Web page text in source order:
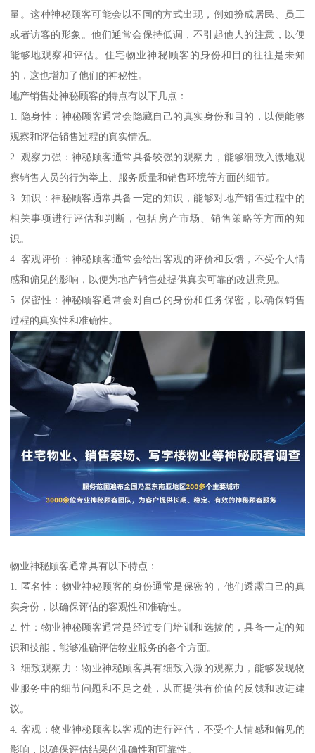
量。这种神秘顾客可能会以不同的方式出现，例如扮成居民、员工
或者访客的形象。他们通常会保持低调，不引起他人的注意，以便
能够地观察和评估。住宅物业神秘顾客的身份和目的往往是未知
的，这也增加了他们的神秘性。
地产销售处神秘顾客的特点有以下几点：
1. 隐身性：神秘顾客通常会隐藏自己的真实身份和目的，以便能够
观察和评估销售过程的真实情况。
2. 观察力强：神秘顾客通常具备较强的观察力，能够细致入微地观
察销售人员的行为举止、服务质量和销售环境等方面的细节。
3. 知识：神秘顾客通常具备一定的知识，能够对地产销售过程中的
相关事项进行评估和判断，包括房产市场、销售策略等方面的知
识。
4. 客观评价：神秘顾客通常会给出客观的评价和反馈，不受个人情
感和偏见的影响，以便为地产销售处提供真实可靠的改进意见。
5. 保密性：神秘顾客通常会对自己的身份和任务保密，以确保销售
过程的真实性和准确性。
物业神秘顾客通常具有以下特点：
1. 匿名性：物业神秘顾客的身份通常是保密的，他们透露自己的真
实身份，以确保评估的客观性和准确性。
2. 性：物业神秘顾客通常是经过专门培训和选拔的，具备一定的知
识和技能，能够准确评估物业服务的各个方面。
3. 细致观察力：物业神秘顾客具有细致入微的观察力，能够发现物
业服务中的细节问题和不足之处，从而提供有价值的反馈和改进建
议。
4. 客观：物业神秘顾客以客观的进行评估，不受个人情感和偏见的
影响，以确保评估结果的准确性和可靠性。